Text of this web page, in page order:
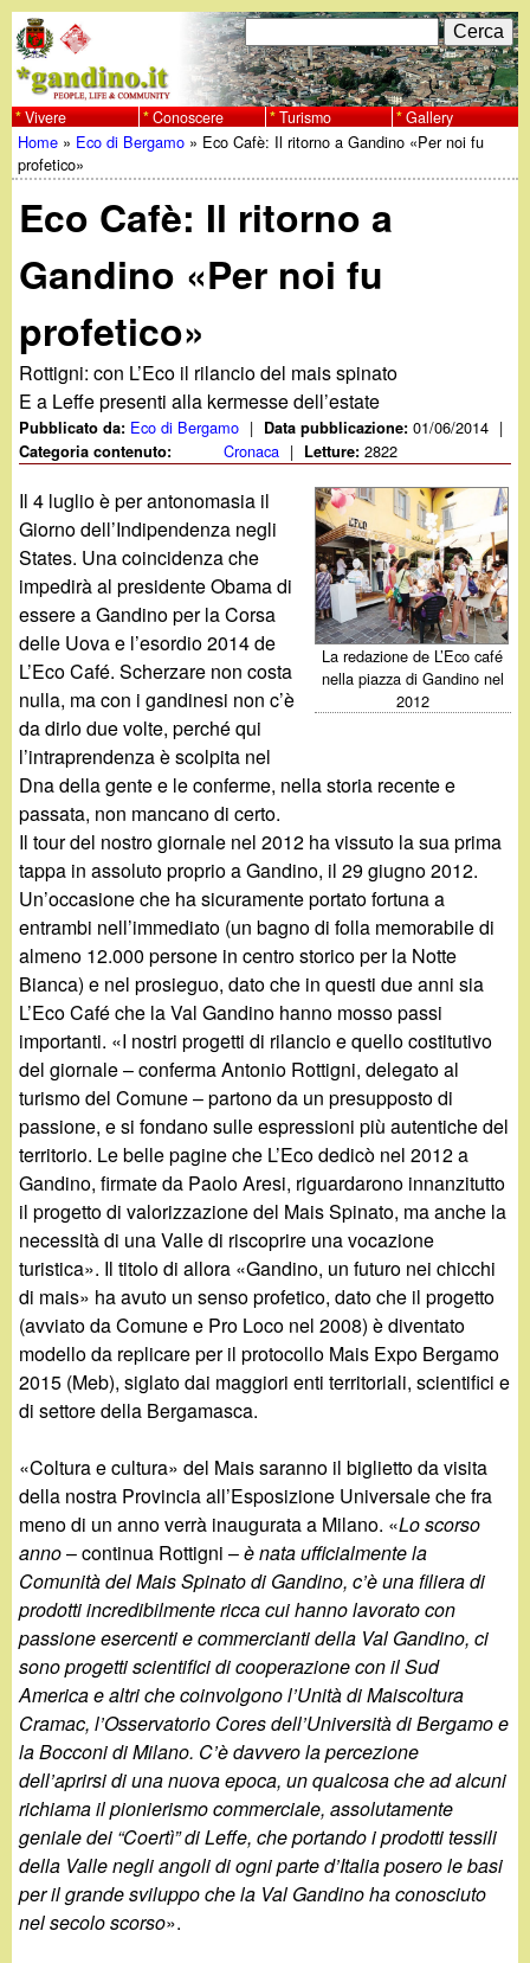
al
contenuto
principale
w
w
w
g
a
n
d
i
n
o
.
i
t
F
o
r
m
d
i
i
c
e
r
c
a
C
e
r
c
a
Vivere Conoscere Turismo Gallery
Tu
sei
qui
Home » Eco di Bergamo » Eco Cafè: Il ritorno a Gandino «Per noi fu
profetico»
Eco Cafè: Il ritorno a
Gandino «Per noi fu
profetico»
Rottigni: con L’Eco il rilancio del mais spinato
E a Leffe presenti alla kermesse dell’estate
Pubblicato da: Eco di Bergamo | Data pubblicazione:01/06/2014 |
Categoria contenuto: Cronaca | Letture:2822
La redazione de L’Eco café
nella piazza di Gandino nel
2012
Il 4 luglio è per antonomasia il
Giorno dell’Indipendenza negli
States. Una coincidenza che
impedirà al presidente Obama di
essere a Gandino per la Corsa
delle Uova e l’esordio 2014 de
L’Eco Café. Scherzare non costa
nulla, ma con i gandinesi non c’è
da dirlo due volte, perché qui
l’intraprendenza è scolpita nel
Dna della gente e le conferme, nella storia recente e
passata, non mancano di certo.
Il tour del nostro giornale nel 2012 ha vissuto la sua prima
tappa in assoluto proprio a Gandino, il 29 giugno 2012.
Un’occasione che ha sicuramente portato fortuna a
entrambi nell’immediato (un bagno di folla memorabile di
almeno 12.000 persone in centro storico per la Notte
Bianca) e nel prosieguo, dato che in questi due anni sia
L’Eco Café che la Val Gandino hanno mosso passi
importanti. «I nostri progetti di rilancio e quello costitutivo
del giornale – conferma Antonio Rottigni, delegato al
turismo del Comune – partono da un presupposto di
passione, e si fondano sulle espressioni più autentiche del
territorio. Le belle pagine che L’Eco dedicò nel 2012 a
Gandino, firmate da Paolo Aresi, riguardarono innanzitutto
il progetto di valorizzazione del Mais Spinato, ma anche la
necessità di una Valle di riscoprire una vocazione
turistica». Il titolo di allora «Gandino, un futuro nei chicchi
di mais» ha avuto un senso profetico, dato che il progetto
(avviato da Comune e Pro Loco nel 2008) è diventato
modello da replicare per il protocollo Mais Expo Bergamo
2015 (Meb), siglato dai maggiori enti territoriali, scientifici e
di settore della Bergamasca.
«Coltura e cultura» del Mais saranno il biglietto da visita
della nostra Provincia all’Esposizione Universale che fra
meno di un anno verrà inaugurata a Milano. «Lo scorso
anno– continua Rottigni –è nata ufficialmente la
Comunità del Mais Spinato di Gandino, c’è una filiera di
prodotti incredibilmente ricca cui hanno lavorato con
passione esercenti e commercianti della Val Gandino, ci
sono progetti scientifici di cooperazione con il Sud
America e altri che coinvolgono l’Unità di Maiscoltura
Cramac, l’Osservatorio Cores dell’Università di Bergamo e
la Bocconi di Milano. C’è davvero la percezione
dell’aprirsi di una nuova epoca, un qualcosa che ad alcuni
richiama il pionierismo commerciale, assolutamente
geniale dei “Coertì” di Leffe, che portando i prodotti tessili
della Valle negli angoli di ogni parte d’Italia posero le basi
per il grande sviluppo che la Val Gandino ha conosciuto
nel secolo scorso».